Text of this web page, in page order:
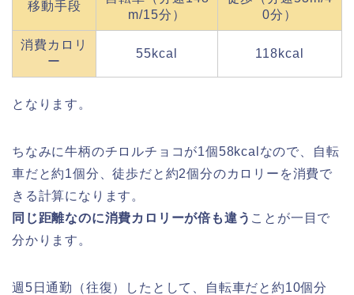
移動手段
m/15分）
0分）
消費カロリ
ー
55kcal 118kcal
となります。
ちなみに牛柄のチロルチョコが1個58kcalなので、自転
車だと約1個分、徒歩だと約2個分のカロリーを消費で
きる計算になります。
同じ距離なのに消費カロリーが倍も違う ことが一目で
分かります。
週5日通勤（往復）したとして、自転車だと約10個分